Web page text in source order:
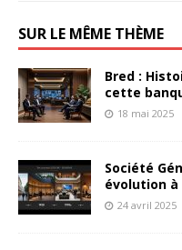
SUR LE MÊME THÈME
Bred :
cette
18 mai 2025
Société
évolution
24 avril 2025